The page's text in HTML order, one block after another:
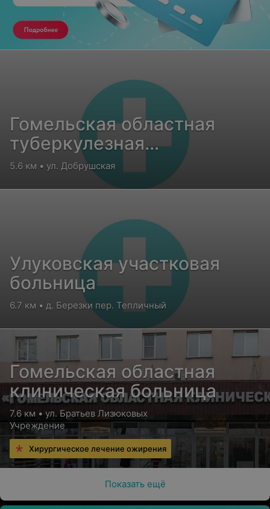
Гомельская областная
туберкулезная
клиническая больница
5.6 км • ул. Добрушская
Улуковская участковая
больница
6.7 км • д. Березки пер. Тепличный
Гомельская областная
клиническая больница
7.6 км • ул. Братьев Лизюковых
Учреждение
Хирургическое лечение ожирения
Показать ещё